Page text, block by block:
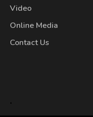
Video
Online Media
Contact Us
.